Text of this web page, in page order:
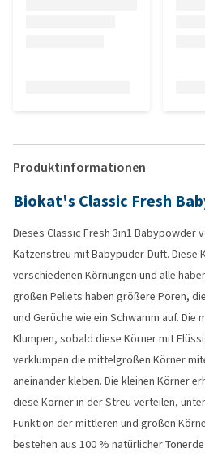
Produktinformationen
Biokat's Classic Fresh
Dieses Classic Fresh 3in1 Babypowder
Katzenstreu mit Babypuder-Duft. Diese
verschiedenen Körnungen und alle
großen Pellets haben größere Poren,
und Gerüche wie ein Schwamm auf.
Klumpen, sobald diese Körner mit
verklumpen die mittelgroßen Körner
aneinander kleben. Die kleinen Körner
diese Körner in der Streu verteilen,
Funktion der mittleren und großen
bestehen aus 100 % natürlicher